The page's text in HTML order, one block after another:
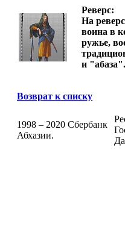
Реверс:
На
воина в
ружье,
и "абаза".
Возврат к списку
1998 – 2020 Сбербанк
Абхазии.